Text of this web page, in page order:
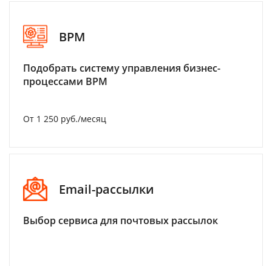
BPM
Подобрать систему управления бизнес-
процессами BPM
От 1 250 руб./месяц
Email-рассылки
Выбор сервиса для почтовых рассылок